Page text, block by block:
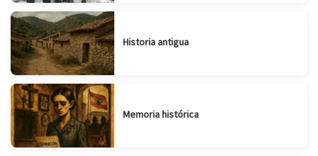
Historia antigua
Memoria histórica